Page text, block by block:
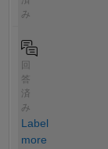
み
回
答
済
み
Label
more